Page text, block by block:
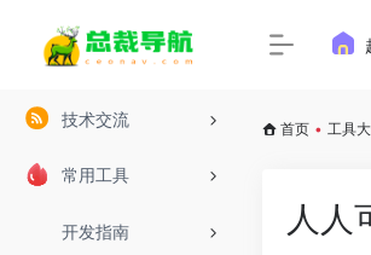
技术交流
常用工具
开发指南
首页 • 工具
人人